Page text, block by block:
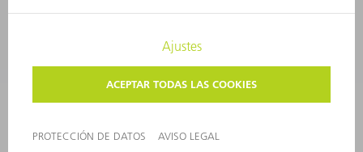
AVISO LEGAL
PROTECCIÓN DE DATOS
COPYRIGHT Y MARCA REGISTRADA
CONDICIONES DE USO
© 2026TRUMPF